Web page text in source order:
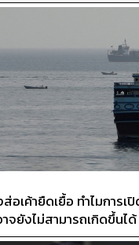
เค้ายืดเยื้อ ทำไมการเ
จยังไม่สามารถเกิดขึ้นได้